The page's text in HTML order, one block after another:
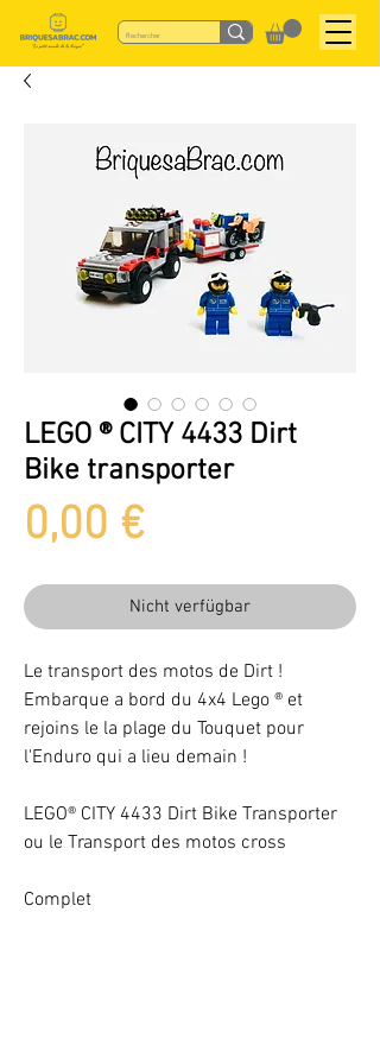
LEGO ® CITY 4433 Dirt
Bike transporter
0,00 €Preis
Nicht verfügbar
Le transport des motos de Dirt !
Embarque a bord du 4x4 Lego ® et
rejoins le la plage du Touquet pour
l'Enduro qui a lieu demain !
LEGO® CITY 4433 Dirt Bike Transporter
ou le Transport des motos cross
Complet